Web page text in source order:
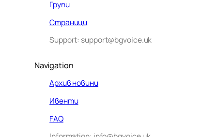
Групи
Страници
Support: support@bgvoice.uk
Navigation
Архив новини
Ивенти
FAQ